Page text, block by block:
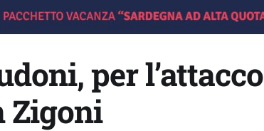
per l’attacco
Zigoni